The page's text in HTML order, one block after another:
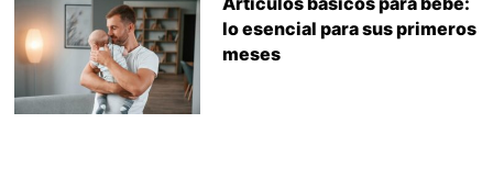
lo esencial para sus primeros
meses